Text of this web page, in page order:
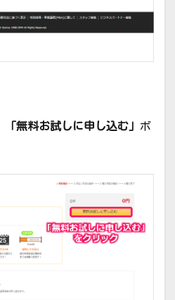
「無料お試しに申し込む」 ボ